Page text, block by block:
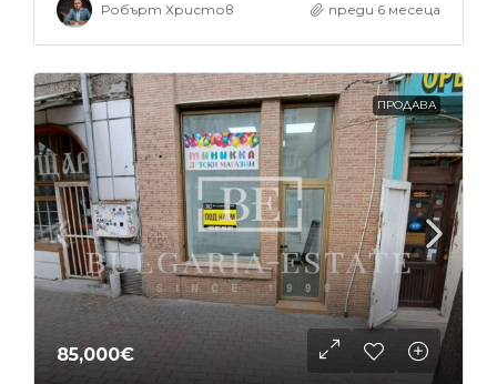
Робърт Христов преди 6 месеца
ПРОДАВА
85,000€